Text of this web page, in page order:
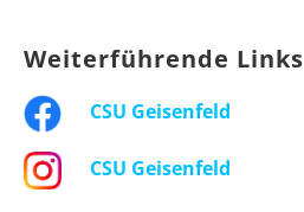
Weiterführende Links
CSU Geisenfeld
CSU Geisenfeld